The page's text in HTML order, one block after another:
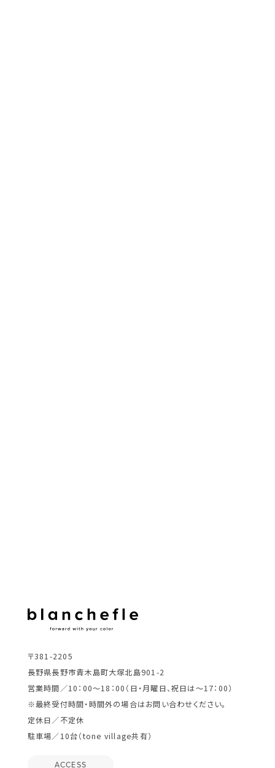
〒381-2205
長野県長野市青木島町大塚北島901-2
営業時間／10：00～18：00（日・月曜日、祝日は～17：00）
※最終受付時間・時間外の場合はお問い合わせください。
定休日／不定休
駐車場／10台（tone village共有）
ACCESS